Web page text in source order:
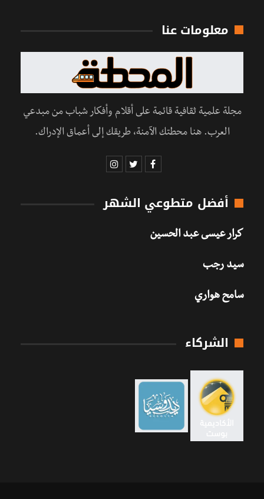
معلومات عنا
مجلة علمية ثقافية قائمة على أقلام وأفكار شباب من مبدعي
العرب. هنا محطتك الآمنة، طريقك إلى أعماق الإدراك.
أفضل متطوعي الشهر
كرار عيسى عبد الحسين
سيد رجب
سامح هواري
الشركاء